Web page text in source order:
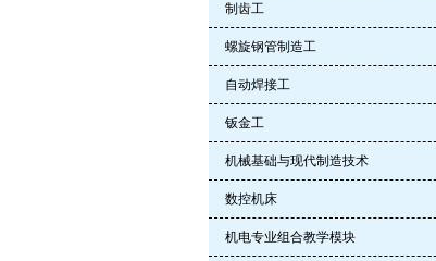
制齿工
螺旋钢管制造工
自动焊接工
钣金工
机械基础与现代制造技术
数控机床
机电专业组合教学模块